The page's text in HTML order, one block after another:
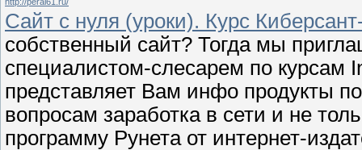
Сайт с нуля (уроки). Курс
собственный сайт? Тогда мы
специалистом-слесарем по курсам
представляет Вам инфо продукты
вопросам заработка в сети и не
программу Рунета от интернет-